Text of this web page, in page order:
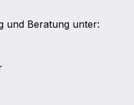
und Beratung unter: